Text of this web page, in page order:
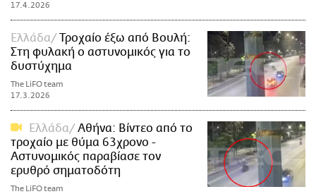
17.4.2026
Ελλάδα
Τροχαίο έξω από Βουλή:
Στη φυλακή ο αστυνομικός για το
δυστύχημα
The LiFO team
17.3.2026
Ελλάδα
Αθήνα: Βίντεο από το
τροχαίο με θύμα 63χρονο -
Αστυνομικός παραβίασε τον
ερυθρό σηματοδότη
The LiFO team